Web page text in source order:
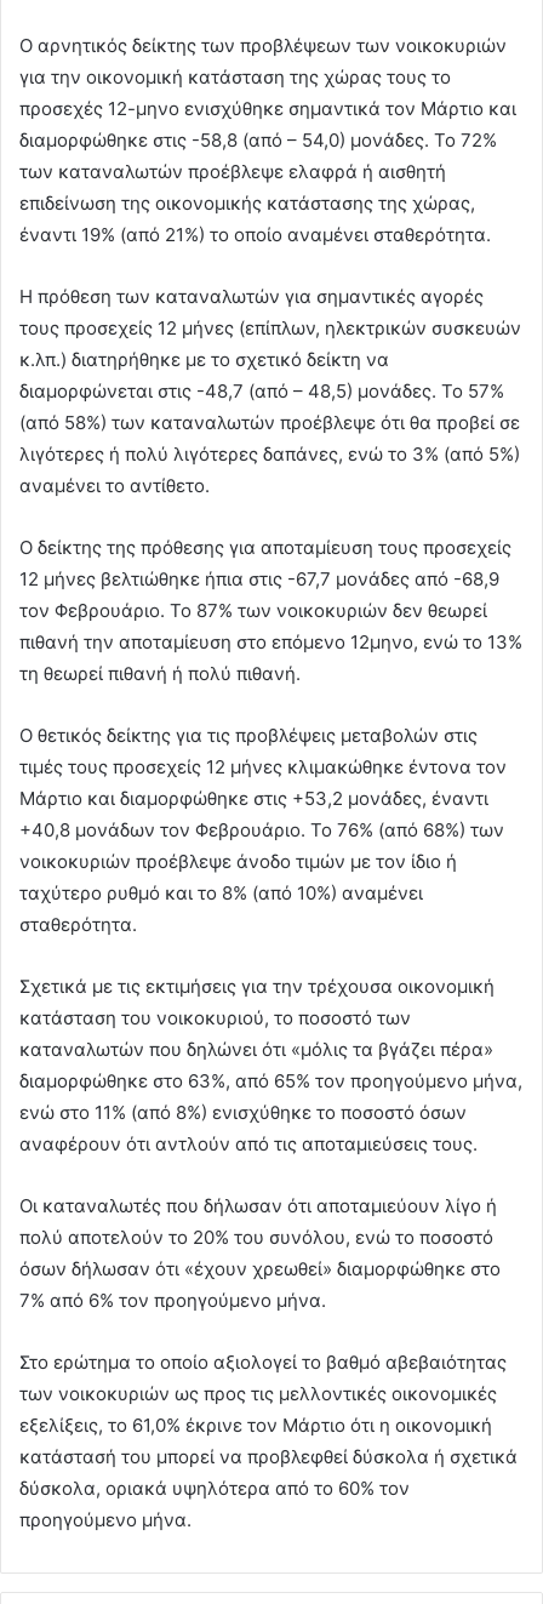
Ο αρνητικός δείκτης των προβλέψεων των νοικοκυριών
για την οικονομική κατάσταση της χώρας τους το
προσεχές 12-μηνο ενισχύθηκε σημαντικά τον Μάρτιο και
διαμορφώθηκε στις -58,8 (από – 54,0) μονάδες. Το 72%
των καταναλωτών προέβλεψε ελαφρά ή αισθητή
επιδείνωση της οικονομικής κατάστασης της χώρας,
έναντι 19% (από 21%) το οποίο αναμένει σταθερότητα.
Η πρόθεση των καταναλωτών για σημαντικές αγορές
τους προσεχείς 12 μήνες (επίπλων, ηλεκτρικών συσκευών
κ.λπ.) διατηρήθηκε με το σχετικό δείκτη να
διαμορφώνεται στις -48,7 (από – 48,5) μονάδες. Το 57%
(από 58%) των καταναλωτών προέβλεψε ότι θα προβεί σε
λιγότερες ή πολύ λιγότερες δαπάνες, ενώ το 3% (από 5%)
αναμένει το αντίθετο.
Ο δείκτης της πρόθεσης για αποταμίευση τους προσεχείς
12 μήνες βελτιώθηκε ήπια στις -67,7 μονάδες από -68,9
τον Φεβρουάριο. Το 87% των νοικοκυριών δεν θεωρεί
πιθανή την αποταμίευση στο επόμενο 12μηνο, ενώ το 13%
τη θεωρεί πιθανή ή πολύ πιθανή.
Ο θετικός δείκτης για τις προβλέψεις μεταβολών στις
τιμές τους προσεχείς 12 μήνες κλιμακώθηκε έντονα τον
Μάρτιο και διαμορφώθηκε στις +53,2 μονάδες, έναντι
+40,8 μονάδων τον Φεβρουάριο. Το 76% (από 68%) των
νοικοκυριών προέβλεψε άνοδο τιμών με τον ίδιο ή
ταχύτερο ρυθμό και το 8% (από 10%) αναμένει
σταθερότητα.
Σχετικά με τις εκτιμήσεις για την τρέχουσα οικονομική
κατάσταση του νοικοκυριού, το ποσοστό των
καταναλωτών που δηλώνει ότι «μόλις τα βγάζει πέρα»
διαμορφώθηκε στο 63%, από 65% τον προηγούμενο μήνα,
ενώ στο 11% (από 8%) ενισχύθηκε το ποσοστό όσων
αναφέρουν ότι αντλούν από τις αποταμιεύσεις τους.
Οι καταναλωτές που δήλωσαν ότι αποταμιεύουν λίγο ή
πολύ αποτελούν το 20% του συνόλου, ενώ το ποσοστό
όσων δήλωσαν ότι «έχουν χρεωθεί» διαμορφώθηκε στο
7% από 6% τον προηγούμενο μήνα.
Στο ερώτημα το οποίο αξιολογεί το βαθμό αβεβαιότητας
των νοικοκυριών ως προς τις μελλοντικές οικονομικές
εξελίξεις, το 61,0% έκρινε τον Μάρτιο ότι η οικονομική
κατάστασή του μπορεί να προβλεφθεί δύσκολα ή σχετικά
δύσκολα, οριακά υψηλότερα από το 60% τον
προηγούμενο μήνα.